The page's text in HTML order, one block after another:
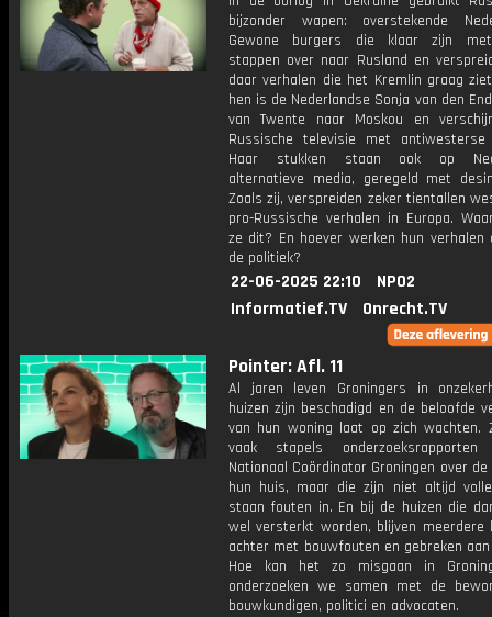
bijzonder wapen: overstekende
Gewone burgers die klaar zijn
stappen over naar Rusland en
daar verhalen die het Kremlin graag
hen is de Nederlandse Sonja van den
van Twente naar Moskou en
Russische televisie met antiwesterse
Haar stukken staan ook op
alternatieve media, geregeld met
Zoals zij, verspreiden zeker tientallen
pro-Russische verhalen in Europa.
ze dit? En hoever werken hun verhalen
de politiek?
22-06-2025 22:10
NPO2
Informatief.TV
Onrecht.TV
Pointer: Afl. 11
Al jaren leven Groningers in
huizen zijn beschadigd en de beloofde
van hun woning laat op zich wachten.
vaak stapels
Nationaal Coördinator Groningen over
hun huis, maar die zijn niet altijd
staan fouten in. En bij de huizen die
wel versterkt worden, blijven meerdere
achter met bouwfouten en gebreken
Hoe kan het zo misgaan in
onderzoeken we samen met de
bouwkundigen, politici en advocaten.